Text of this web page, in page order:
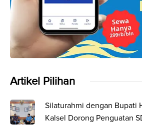
Artikel Pilihan
Silaturahmi dengan Bupati
Kalsel Dorong Penguatan